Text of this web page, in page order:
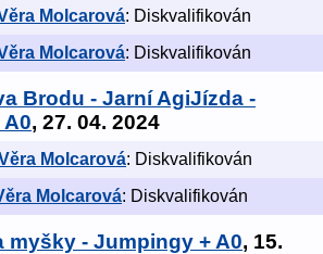
Molcarová: Diskvalifikován
Molcarová: Diskvalifikován
Brodu - Jarní AgiJízda -
, 27. 04. 2024
Molcarová: Diskvalifikován
Molcarová: Diskvalifikován
myšky - Jumpingy + A0, 15.